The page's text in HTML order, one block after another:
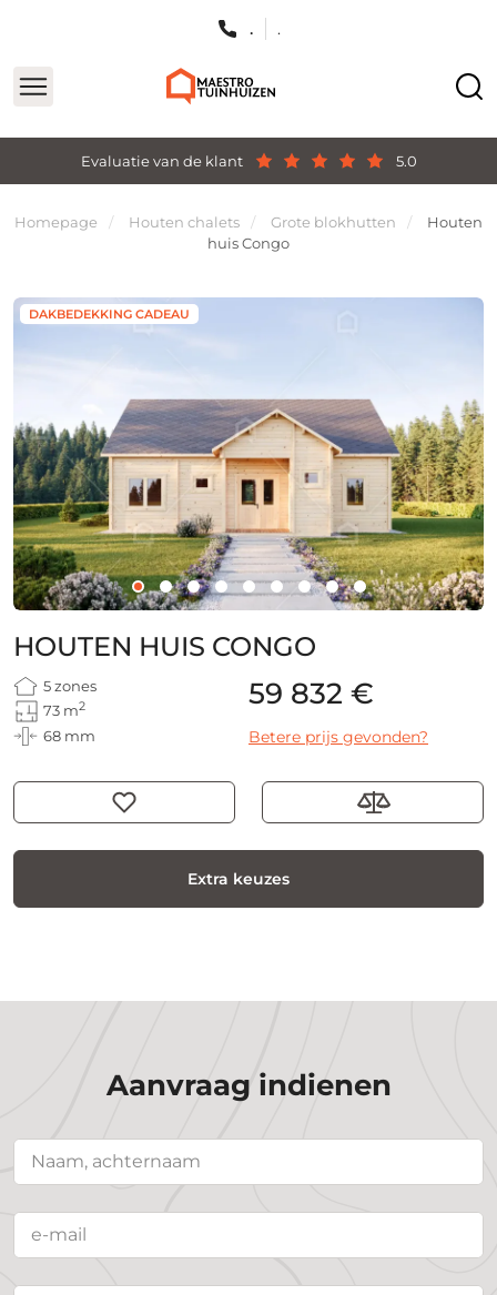
Evaluatie van de klant 5.0
. .
Homepage Houten chalets Grote blokhutten
Houten
huis Congo
DAKBEDEKKING CADEAU
HOUTEN HUIS CONGO
5 zones
73 m2
68 mm
59 832 €
Betere prijs gevonden?
Extra keuzes
Aanvraag indienen